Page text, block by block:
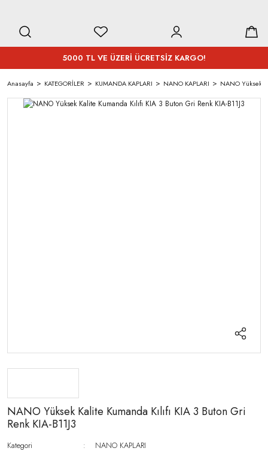
5000 TL VE ÜZERİ ÜCRETSİZ KARGO!
Anasayfa KATEGORİLER KUMANDA KAPLARI NANO KAPLARI NANO Yüksek
NANO Yüksek Kalite Kumanda Kılıfı KIA 3 Buton Gri
Renk KIA-B11J3
Kategori
NANO KAPLARI